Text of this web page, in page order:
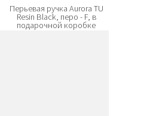
Перьевая ручка Aurora TU
Resin Black, перо - F, в
подарочной коробке